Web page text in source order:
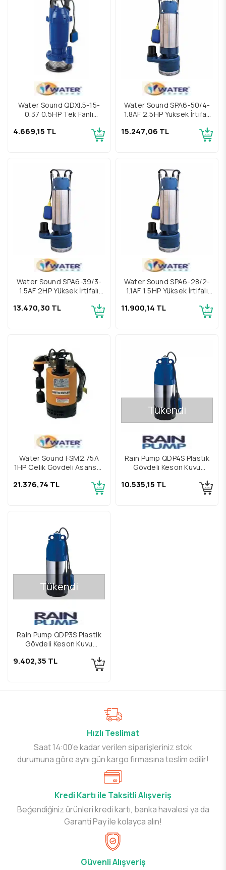
Water Sound QDXl.5-15-
0.37 0,5HP Tek Fanlı
Kuyu Pompası
4.669,15 TL
Water Sound SPA6-50/4-
1.8AF 2,5HP Yüksek İrtifalı
15.247,06 TL
Water Sound SPA6-39/3-
1.5AF 2HP Yüksek İrtifalı
13.470,30 TL
Water Sound SPA6-28/2-
1.1AF 1,5HP Yüksek İrtifalı
11.900,14 TL
Water Sound FSM2.75A
1HP Çelik Gövdeli Asansör
Pompası
21.376,74 TL
Tükendi
Rain Pump QDP4S Plastik
Gövdeli Keson Kuyu
10.535,15 TL
Tükendi
Rain Pump QDP3S Plastik
Gövdeli Keson Kuyu
9.402,35 TL
Hızlı Teslimat
Saat 14:00’e kadar verilen siparişleriniz stok
durumuna göre aynı gün kargo firmasına teslim edilir!
Kredi Kartı ile Taksitli Alışveriş
Beğendiğiniz ürünleri kredi kartı, banka havalesi ya da
Garanti Pay ile kolayca alın!
Güvenli Alışveriş